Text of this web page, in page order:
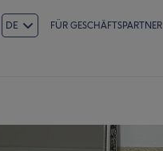
DE FÜR GESCHÄFTSPARTNER